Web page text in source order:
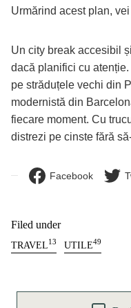
Urmărind acest plan,
Un city break accesibil
dacă planifici cu
pe străduțele vechi din
modernistă din
fiecare moment. Cu
distrezi pe cinste fără
Facebook
Filed under
TRAVEL13 UTILE49